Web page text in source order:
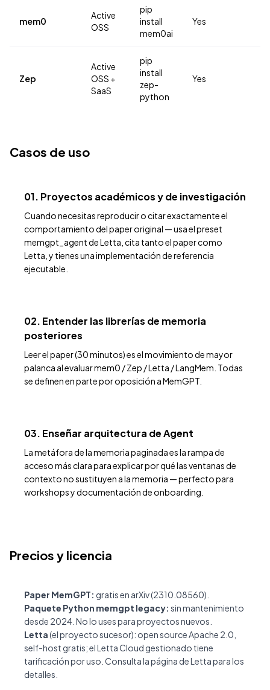
mem0
Active
OSS
pip
install
mem0ai
Yes
Zep
Active
OSS +
SaaS
pip
install
zep-
python
Yes
Casos de uso
01. Proyectos académicos y de investigación
Cuando necesitas reproducir o citar exactamente el
comportamiento del paper original — usa el preset
memgpt_agent de Letta, cita tanto el paper como
Letta, y tienes una implementación de referencia
ejecutable.
02. Entender las librerías de memoria
posteriores
Leer el paper (30 minutos) es el movimiento de mayor
palanca al evaluar mem0 / Zep / Letta / LangMem. Todas
se definen en parte por oposición a MemGPT.
03. Enseñar arquitectura de Agent
La metáfora de la memoria paginada es la rampa de
acceso más clara para explicar por qué las ventanas de
contexto no sustituyen a la memoria — perfecto para
workshops y documentación de onboarding.
Precios y licencia
Paper MemGPT: gratis en arXiv (2310.08560)
Paquete Python memgpt legacy: sin mantenimiento
desde 2024. No lo uses para proyectos nuevos.
Letta(el proyecto sucesor): open source Apache 2.0,
self-host gratis; el Letta Cloud gestionado tiene
tarificación por uso. Consulta lapágina de Lettapara los
detalles.